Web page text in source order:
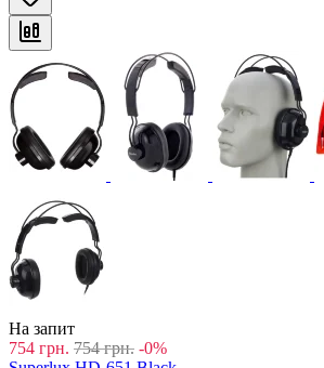
На запит
754 грн. 754 грн. -0%